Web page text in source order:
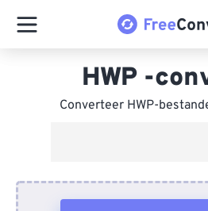
HWP -
Converteer HWP-